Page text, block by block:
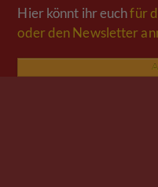
Hier könnt ihr euchfür
oder den Newsletter